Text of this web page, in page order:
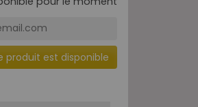
produit est disponible